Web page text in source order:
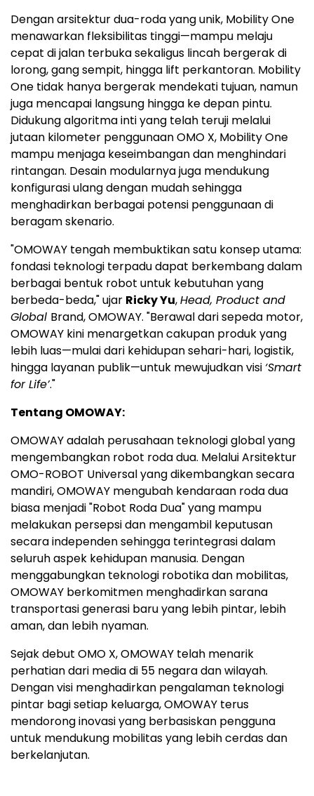
Dengan arsitektur dua-roda yang unik, Mobility One
menawarkan fleksibilitas tinggi—mampu melaju
cepat di jalan terbuka sekaligus lincah bergerak di
lorong, gang sempit, hingga lift perkantoran. Mobility
One tidak hanya bergerak mendekati tujuan, namun
juga mencapai langsung hingga ke depan pintu.
Didukung algoritma inti yang telah teruji melalui
jutaan kilometer penggunaan OMO X, Mobility One
mampu menjaga keseimbangan dan menghindari
rintangan. Desain modularnya juga mendukung
konfigurasi ulang dengan mudah sehingga
menghadirkan berbagai potensi penggunaan di
beragam skenario.
"OMOWAY tengah membuktikan satu konsep utama:
fondasi teknologi terpadu dapat berkembang dalam
berbagai bentuk robot untuk kebutuhan yang
berbeda-beda," ujar Ricky Yu,Head, Product and
Global Brand, OMOWAY. "Berawal dari sepeda motor,
OMOWAY kini menargetkan cakupan produk yang
lebih luas—mulai dari kehidupan sehari-hari, logistik,
hingga layanan publik—untuk mewujudkan visi ‘Smart
for Life’."
Tentang OMOWAY:
OMOWAY adalah perusahaan teknologi global yang
mengembangkan robot roda dua. Melalui Arsitektur
OMO-ROBOT Universal yang dikembangkan secara
mandiri, OMOWAY mengubah kendaraan roda dua
biasa menjadi "Robot Roda Dua" yang mampu
melakukan persepsi dan mengambil keputusan
secara independen sehingga terintegrasi dalam
seluruh aspek kehidupan manusia. Dengan
menggabungkan teknologi robotika dan mobilitas,
OMOWAY berkomitmen menghadirkan sarana
transportasi generasi baru yang lebih pintar, lebih
aman, dan lebih nyaman.
Sejak debut OMO X, OMOWAY telah menarik
perhatian dari media di 55 negara dan wilayah.
Dengan visi menghadirkan pengalaman teknologi
pintar bagi setiap keluarga, OMOWAY terus
mendorong inovasi yang berbasiskan pengguna
untuk mendukung mobilitas yang lebih cerdas dan
berkelanjutan.